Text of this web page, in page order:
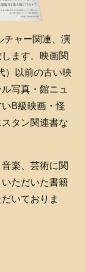
チャー関連、演
ます。映画関
）以前の古い映
写真・館ニュ
B級映画・怪
タン関連書な
楽、芸術に関
ただいた書籍
いておりま